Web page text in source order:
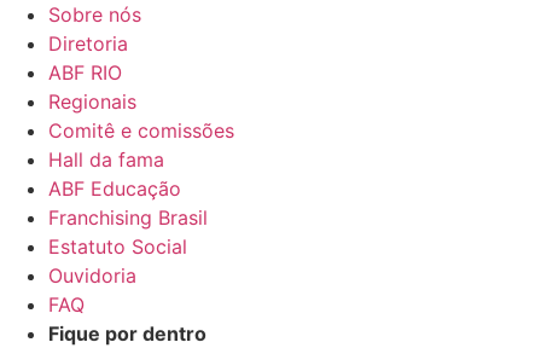
Sobre nós
Diretoria
ABF RIO
Regionais
Comitê e comissões
Hall da fama
ABF Educação
Franchising Brasil
Estatuto Social
Ouvidoria
FAQ
Fique por dentro